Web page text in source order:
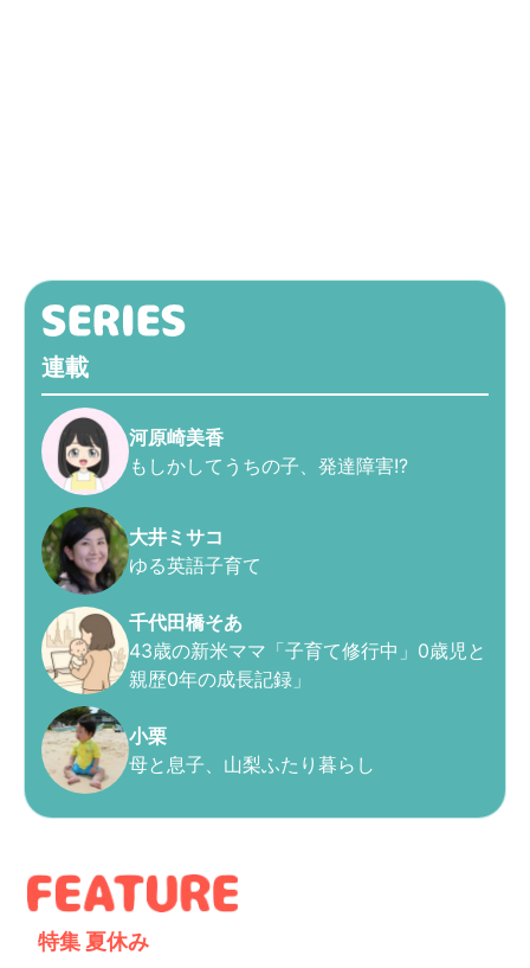
連載
河原崎美香
もしかしてうちの子、発達障害!?
大井ミサコ
ゆる英語子育て
千代田橋そあ
43歳の新米ママ「子育て修行中」0歳児と
親歴0年の成長記録」
小栗
母と息子、山梨ふたり暮らし
特集 夏休み